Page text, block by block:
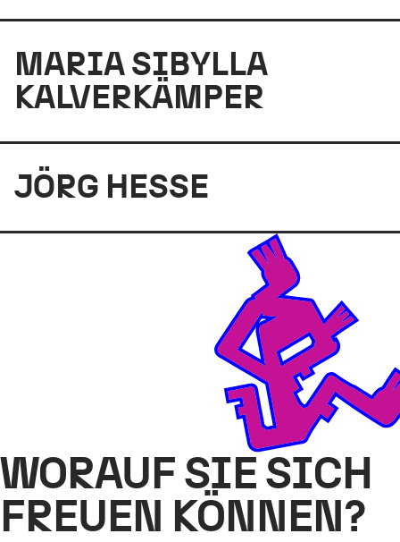
MARIA SIBYLLA
KALVERKÄMPER
JÖRG HESSE
WORAUF SIE SICH
FREUEN KÖNNEN?